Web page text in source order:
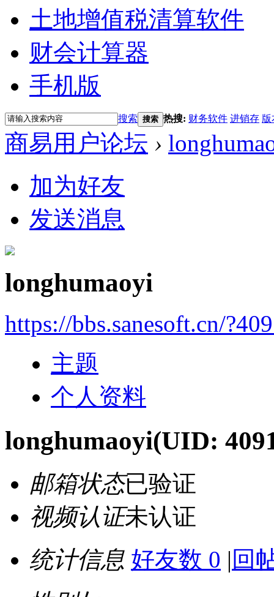
土地增值税清算软件
财会计算器
手机版
搜索 搜索 热搜: 财务软件 进销存 版
商易用户论坛 ›
加为好友
发送消息
longhumaoyi
https://bbs.sanesoft.cn/
主题
个人资料
longhumaoyi(UID:
邮箱状态已验证
视频认证未认证
统计信息 好友数 0 | 回